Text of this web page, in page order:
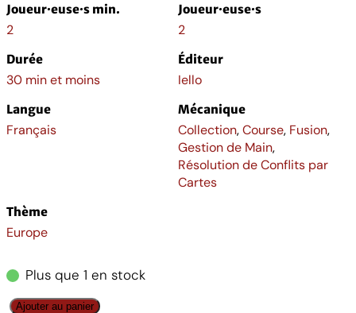
Joueur·euse·s min.
2
Joueur·euse·s
2
Durée
30 min et moins
Éditeur
Iello
Langue
Français
Mécanique
Collection,Course, Fusion,
Gestion de Main,
Résolution de Conflits par
Cartes
Thème
Europe
Plus que 1 en stock
qAjouter au panier